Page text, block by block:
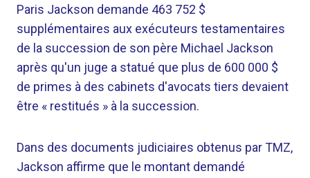
Paris Jackson demande 463 752 $
supplémentaires aux exécuteurs testamentaires
de la succession de son père Michael Jackson
après qu'un juge a statué que plus de 600 000 $
de primes à des cabinets d'avocats tiers devaient
être « restitués » à la succession.
Dans des documents judiciaires obtenus par TMZ,
Jackson affirme que le montant demandé